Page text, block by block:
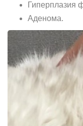
Гиперплазия
Аденома.